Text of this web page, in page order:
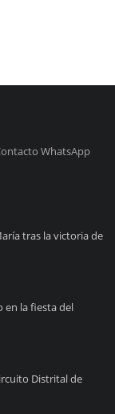
WhatsApp
tras la victoria de
en la fiesta del
Distrital de